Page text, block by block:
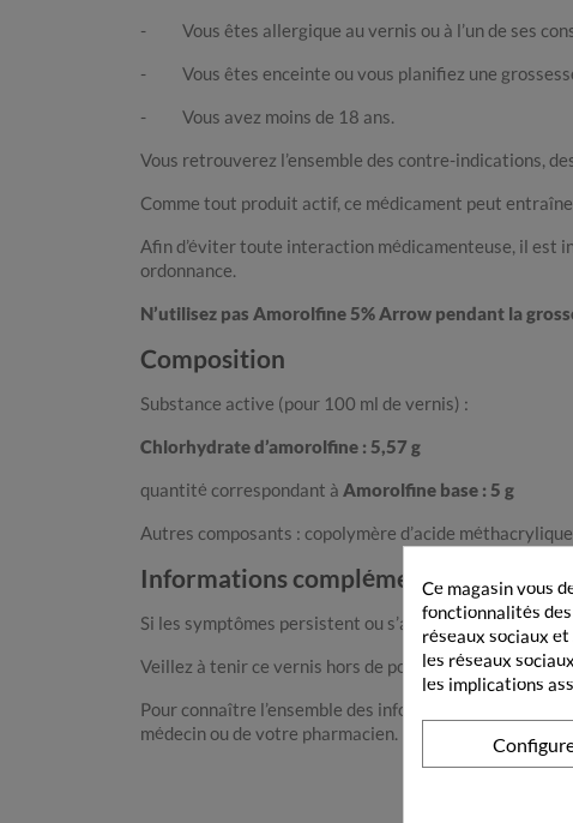
- Vous êtes allergique au vernis ou à l’un de ses
- Vous êtes enceinte ou vous planifiez une
- Vous avez moins de 18 ans.
Vous retrouverez l’ensemble des contre-indications,
Comme tout produit actif, ce médicament peut
Afin d’éviter toute interaction médicamenteuse, il est
ordonnance.
N’utilisez pas Amorolfine 5% Arrow pendant la
Composition
Substance active (pour 100 ml de vernis) :
Chlorhydrate d’amorolfine : 5,57 g
quantité correspondant à Amorolfine base : 5 g
Autres composants : copolymère d’acide
Informations complémentaires
Si les symptômes persistent ou s’aggravent ou si
Veillez à tenir ce vernis hors de portée et de vue des
Pour connaître l’ensemble des informations
médecin ou de votre pharmacien.
Ce magasin vous
fonctionnalités
réseaux sociaux
les réseaux
les implications